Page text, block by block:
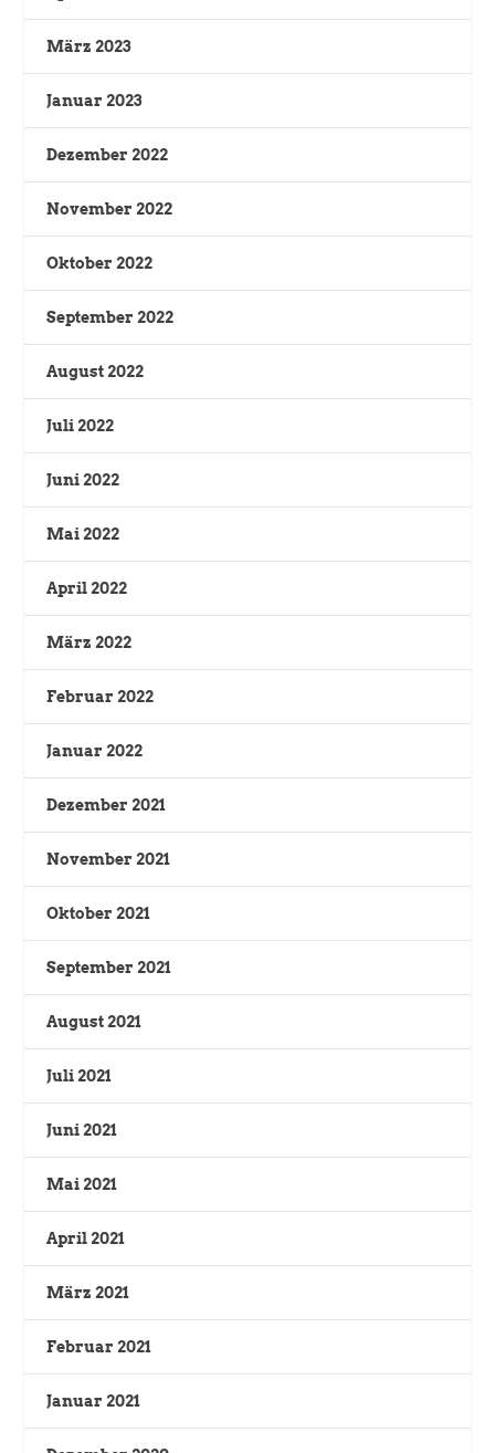
März 2023
Januar 2023
Dezember 2022
November 2022
Oktober 2022
September 2022
August 2022
Juli 2022
Juni 2022
Mai 2022
April 2022
März 2022
Februar 2022
Januar 2022
Dezember 2021
November 2021
Oktober 2021
September 2021
August 2021
Juli 2021
Juni 2021
Mai 2021
April 2021
März 2021
Februar 2021
Januar 2021